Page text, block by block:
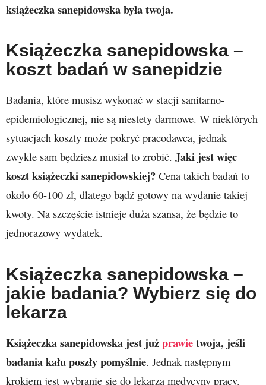
książeczka sanepidowska była twoja.
Książeczka sanepidowska –
koszt badań w sanepidzie
Badania, które musisz wykonać w stacji sanitarno-
epidemiologicznej, nie są niestety darmowe. W niektórych
sytuacjach koszty może pokryć pracodawca, jednak
zwykle sam będziesz musiał to zrobić. Jaki jest więc
koszt książeczki sanepidowskiej? Cena takich badań to
około 60-100 zł, dlatego bądź gotowy na wydanie takiej
kwoty. Na szczęście istnieje duża szansa, że będzie to
jednorazowy wydatek.
Książeczka sanepidowska –
jakie badania? Wybierz się do
lekarza
Książeczka sanepidowska jest jużprawietwoja, jeśli
badania kału poszły pomyślnie. Jednak następnym
krokiem jest wybranie się do lekarza medycyny pracy.